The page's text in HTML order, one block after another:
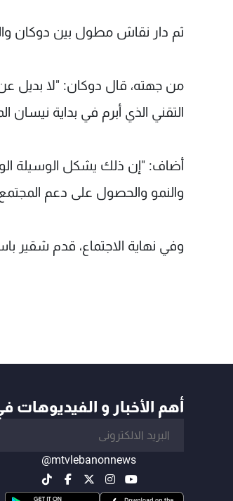
ثم دار نقاش مطول بين دوكان
من جهته، قال دوكان: "لا بديل عن
التقني الذي أبرم في بداية نيسان
أضاف: "إن ذلك يشكل الوسيلة
والنمو والحصول على دعم
وفي نهاية الاجتماع، قدم شقير
أهم الأخبار و الفيديوهات
@mtvlebanonnews